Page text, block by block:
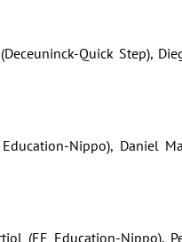
Quick Step),
Nippo), Daniel
(EF Education-Nippo),